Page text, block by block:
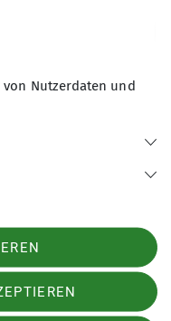
e.V.
Nutzerdaten und